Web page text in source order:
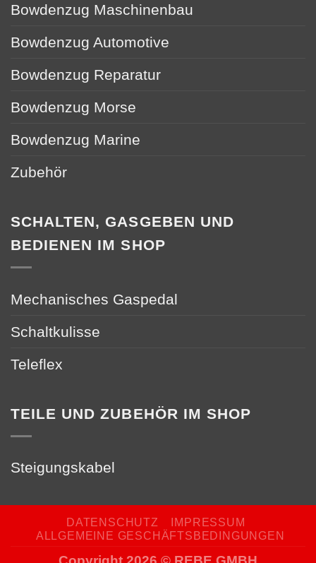
Bowdenzug Maschinenbau
Bowdenzug Automotive
Bowdenzug Reparatur
Bowdenzug Morse
Bowdenzug Marine
Zubehör
SCHALTEN, GASGEBEN UND
BEDIENEN IM SHOP
Mechanisches Gaspedal
Schaltkulisse
Teleflex
TEILE UND ZUBEHÖR IM SHOP
Steigungskabel
DATENSCHUTZ
IMPRESSUM
ALLGEMEINE GESCHÄFTSBEDINGUNGEN